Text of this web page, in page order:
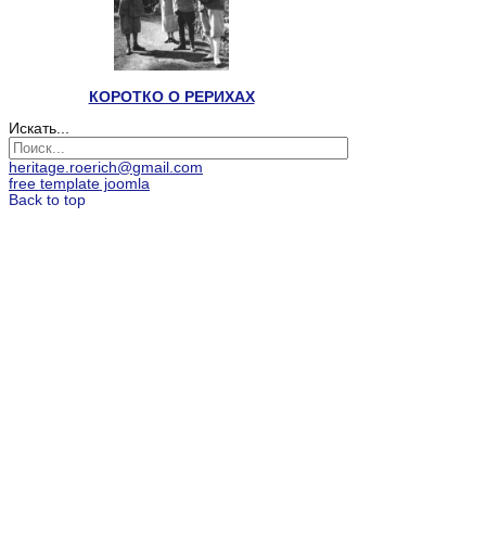
КОРОТКО О РЕРИХАХ
Искать...
heritage.roerich@gmail.com
free template joomla
Back to top